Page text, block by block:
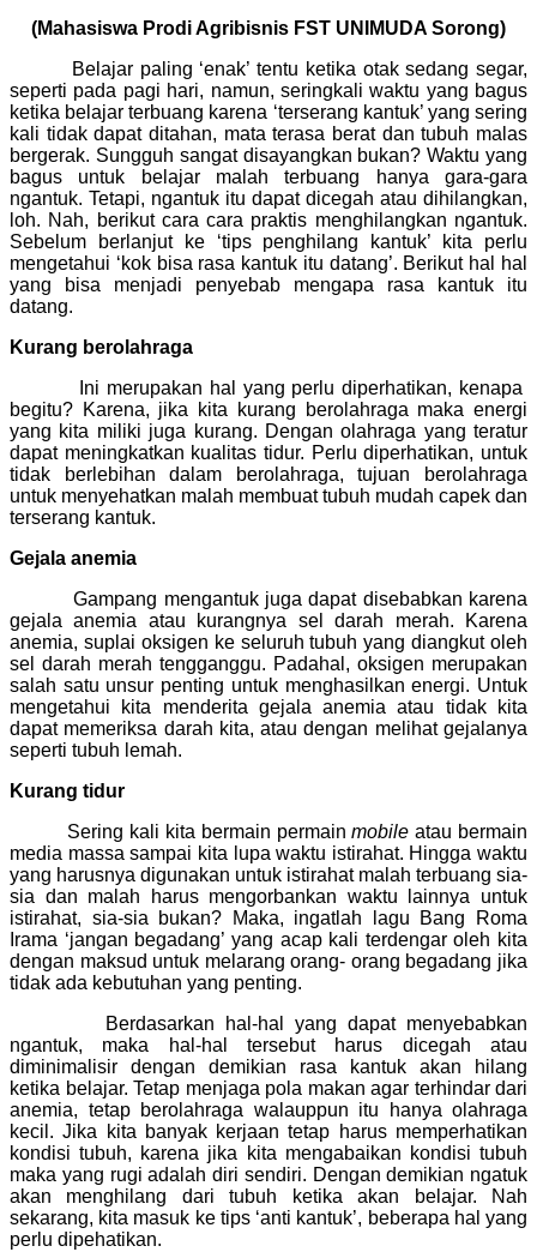
(Mahasiswa Prodi Agribisnis FST UNIMUDA Sorong)
Belajar paling ‘enak’ tentu ketika otak sedang segar,
seperti pada pagi hari, namun, seringkali waktu yang bagus
ketika belajar terbuang karena ‘terserang kantuk’ yang sering
kali tidak dapat ditahan, mata terasa berat dan tubuh malas
bergerak. Sungguh sangat disayangkan bukan? Waktu yang
bagus untuk belajar malah terbuang hanya gara-gara
ngantuk. Tetapi, ngantuk itu dapat dicegah atau dihilangkan,
loh. Nah, berikut cara cara praktis menghilangkan ngantuk.
Sebelum berlanjut ke ‘tips penghilang kantuk’ kita perlu
mengetahui ‘kok bisa rasa kantuk itu datang’. Berikut hal hal
yang bisa menjadi penyebab mengapa rasa kantuk itu
datang.
Kurang berolahraga
Ini merupakan hal yang perlu diperhatikan, kenapa
begitu? Karena, jika kita kurang berolahraga maka energi
yang kita miliki juga kurang. Dengan olahraga yang teratur
dapat meningkatkan kualitas tidur. Perlu diperhatikan, untuk
tidak berlebihan dalam berolahraga, tujuan berolahraga
untuk menyehatkan malah membuat tubuh mudah capek dan
terserang kantuk.
Gejala anemia
Gampang mengantuk juga dapat disebabkan karena
gejala anemia atau kurangnya sel darah merah. Karena
anemia, suplai oksigen ke seluruh tubuh yang diangkut oleh
sel darah merah tengganggu. Padahal, oksigen merupakan
salah satu unsur penting untuk menghasilkan energi. Untuk
mengetahui kita menderita gejala anemia atau tidak kita
dapat memeriksa darah kita, atau dengan melihat gejalanya
seperti tubuh lemah.
Kurang tidur
Sering kali kita bermain permainmobile atau bermain
media massa sampai kita lupa waktu istirahat. Hingga waktu
yang harusnya digunakan untuk istirahat malah terbuang sia-
sia dan malah harus mengorbankan waktu lainnya untuk
istirahat, sia-sia bukan? Maka, ingatlah lagu Bang Roma
Irama ‘jangan begadang’ yang acap kali terdengar oleh kita
dengan maksud untuk melarang orang- orang begadang jika
tidak ada kebutuhan yang penting.
Berdasarkan hal-hal yang dapat menyebabkan
ngantuk, maka hal-hal tersebut harus dicegah atau
diminimalisir dengan demikian rasa kantuk akan hilang
ketika belajar. Tetap menjaga pola makan agar terhindar dari
anemia, tetap berolahraga walauppun itu hanya olahraga
kecil. Jika kita banyak kerjaan tetap harus memperhatikan
kondisi tubuh, karena jika kita mengabaikan kondisi tubuh
maka yang rugi adalah diri sendiri. Dengan demikian ngatuk
akan menghilang dari tubuh ketika akan belajar. Nah
sekarang, kita masuk ke tips ‘anti kantuk’, beberapa hal yang
perlu dipehatikan.